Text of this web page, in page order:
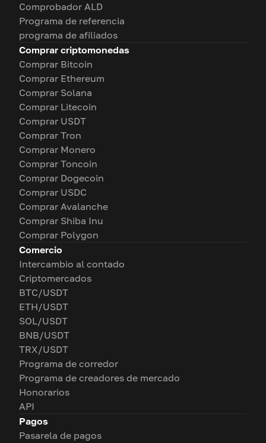
Comprobador ALD
Programa de referencia
programa de afiliados
Comprar criptomonedas
Comprar Bitcoin
Comprar Ethereum
Comprar Solana
Comprar Litecoin
Comprar USDT
Comprar Tron
Comprar Monero
Comprar Toncoin
Comprar Dogecoin
Comprar USDC
Comprar Avalanche
Comprar Shiba Inu
Comprar Polygon
Comercio
Intercambio al contado
Criptomercados
BTC/USDT
ETH/USDT
SOL/USDT
BNB/USDT
TRX/USDT
Programa de corredor
Programa de creadores de mercado
Honorarios
API
Pagos
Pasarela de pagos